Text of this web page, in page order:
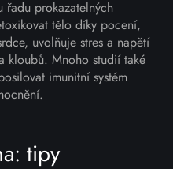
řadu prokazatelných
tělo díky pocení,
uvolňuje stres a napětí
kloubů. Mnoho studií také
imunitní systém
tipy